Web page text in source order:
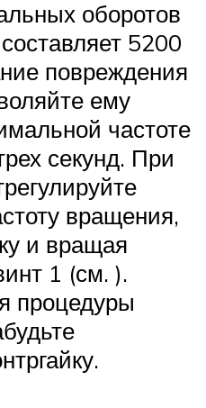
оборотов
5200
повреждения
ему
частоте
секунд. При
вращения,
и вращая
1 (см. ).
процедуры